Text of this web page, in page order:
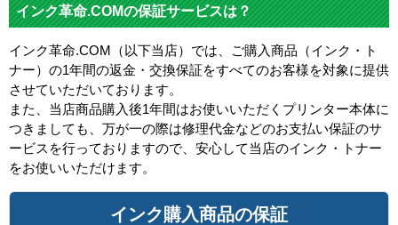
インク革命.COMの保証サービスは？
インク革命.COM（以下当店）では、ご購入商品（インク・ト
ナー）の1年間の返金・交換保証をすべてのお客様を対象に提供
させていただいております。
また、当店商品購入後1年間はお使いいただくプリンター本体に
つきましても、万が一の際は修理代金などのお支払い保証のサ
ービスを行っておりますので、安心して当店のインク・トナー
をお使いいただけます。
インク購入商品の保証